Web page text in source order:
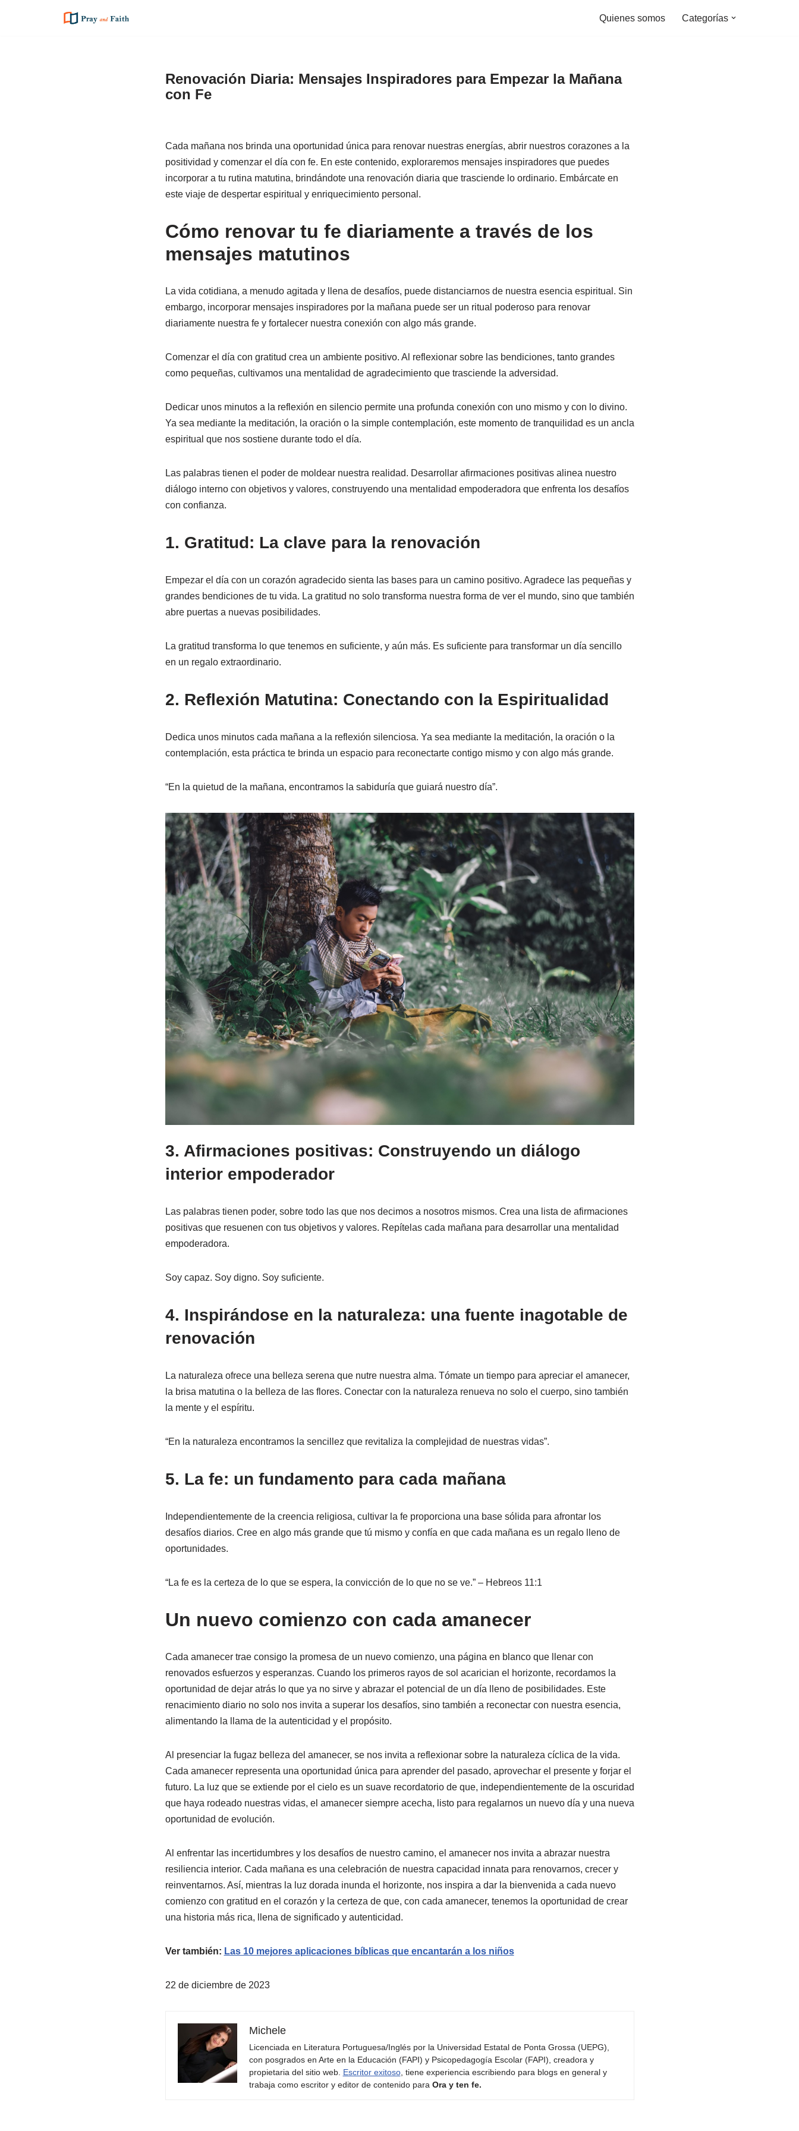
Quienes somos Categorías
Renovación Diaria: Mensajes Inspiradores para Empezar la Mañana
con Fe
Cada mañana nos brinda una oportunidad única para renovar nuestras energías, abrir nuestros corazones a la
positividad y comenzar el día con fe. En este contenido, exploraremos mensajes inspiradores que puedes
incorporar a tu rutina matutina, brindándote una renovación diaria que trasciende lo ordinario. Embárcate en
este viaje de despertar espiritual y enriquecimiento personal.
Cómo renovar tu fe diariamente a través de los
mensajes matutinos
La vida cotidiana, a menudo agitada y llena de desafíos, puede distanciarnos de nuestra esencia espiritual. Sin
embargo, incorporar mensajes inspiradores por la mañana puede ser un ritual poderoso para renovar
diariamente nuestra fe y fortalecer nuestra conexión con algo más grande.
Comenzar el día con gratitud crea un ambiente positivo. Al reflexionar sobre las bendiciones, tanto grandes
como pequeñas, cultivamos una mentalidad de agradecimiento que trasciende la adversidad.
Dedicar unos minutos a la reflexión en silencio permite una profunda conexión con uno mismo y con lo divino.
Ya sea mediante la meditación, la oración o la simple contemplación, este momento de tranquilidad es un ancla
espiritual que nos sostiene durante todo el día.
Las palabras tienen el poder de moldear nuestra realidad. Desarrollar afirmaciones positivas alinea nuestro
diálogo interno con objetivos y valores, construyendo una mentalidad empoderadora que enfrenta los desafíos
con confianza.
1. Gratitud: La clave para la renovación
Empezar el día con un corazón agradecido sienta las bases para un camino positivo. Agradece las pequeñas y
grandes bendiciones de tu vida. La gratitud no solo transforma nuestra forma de ver el mundo, sino que también
abre puertas a nuevas posibilidades.
La gratitud transforma lo que tenemos en suficiente, y aún más. Es suficiente para transformar un día sencillo
en un regalo extraordinario.
2. Reflexión Matutina: Conectando con la Espiritualidad
Dedica unos minutos cada mañana a la reflexión silenciosa. Ya sea mediante la meditación, la oración o la
contemplación, esta práctica te brinda un espacio para reconectarte contigo mismo y con algo más grande.
“En la quietud de la mañana, encontramos la sabiduría que guiará nuestro día”.
3. Afirmaciones positivas: Construyendo un diálogo
interior empoderador
Las palabras tienen poder, sobre todo las que nos decimos a nosotros mismos. Crea una lista de afirmaciones
positivas que resuenen con tus objetivos y valores. Repítelas cada mañana para desarrollar una mentalidad
empoderadora.
Soy capaz. Soy digno. Soy suficiente.
4. Inspirándose en la naturaleza: una fuente inagotable de
renovación
La naturaleza ofrece una belleza serena que nutre nuestra alma. Tómate un tiempo para apreciar el amanecer,
la brisa matutina o la belleza de las flores. Conectar con la naturaleza renueva no solo el cuerpo, sino también
la mente y el espíritu.
“En la naturaleza encontramos la sencillez que revitaliza la complejidad de nuestras vidas”.
5. La fe: un fundamento para cada mañana
Independientemente de la creencia religiosa, cultivar la fe proporciona una base sólida para afrontar los
desafíos diarios. Cree en algo más grande que tú mismo y confía en que cada mañana es un regalo lleno de
oportunidades.
“La fe es la certeza de lo que se espera, la convicción de lo que no se ve.” – Hebreos 11:1
Un nuevo comienzo con cada amanecer
Cada amanecer trae consigo la promesa de un nuevo comienzo, una página en blanco que llenar con
renovados esfuerzos y esperanzas. Cuando los primeros rayos de sol acarician el horizonte, recordamos la
oportunidad de dejar atrás lo que ya no sirve y abrazar el potencial de un día lleno de posibilidades. Este
renacimiento diario no solo nos invita a superar los desafíos, sino también a reconectar con nuestra esencia,
alimentando la llama de la autenticidad y el propósito.
Al presenciar la fugaz belleza del amanecer, se nos invita a reflexionar sobre la naturaleza cíclica de la vida.
Cada amanecer representa una oportunidad única para aprender del pasado, aprovechar el presente y forjar el
futuro. La luz que se extiende por el cielo es un suave recordatorio de que, independientemente de la oscuridad
que haya rodeado nuestras vidas, el amanecer siempre acecha, listo para regalarnos un nuevo día y una nueva
oportunidad de evolución.
Al enfrentar las incertidumbres y los desafíos de nuestro camino, el amanecer nos invita a abrazar nuestra
resiliencia interior. Cada mañana es una celebración de nuestra capacidad innata para renovarnos, crecer y
reinventarnos. Así, mientras la luz dorada inunda el horizonte, nos inspira a dar la bienvenida a cada nuevo
comienzo con gratitud en el corazón y la certeza de que, con cada amanecer, tenemos la oportunidad de crear
una historia más rica, llena de significado y autenticidad.
Ver también: Las 10 mejores aplicaciones bíblicas que encantarán a los niños
22 de diciembre de 2023
Michele
Licenciada en Literatura Portuguesa/Inglés por la Universidad Estatal de Ponta Grossa (UEPG),
con posgrados en Arte en la Educación (FAPI) y Psicopedagogía Escolar (FAPI), creadora y
propietaria del sitio web. Escritor exitoso, tiene experiencia escribiendo para blogs en general y
trabaja como escritor y editor de contenido para Ora y ten fe.